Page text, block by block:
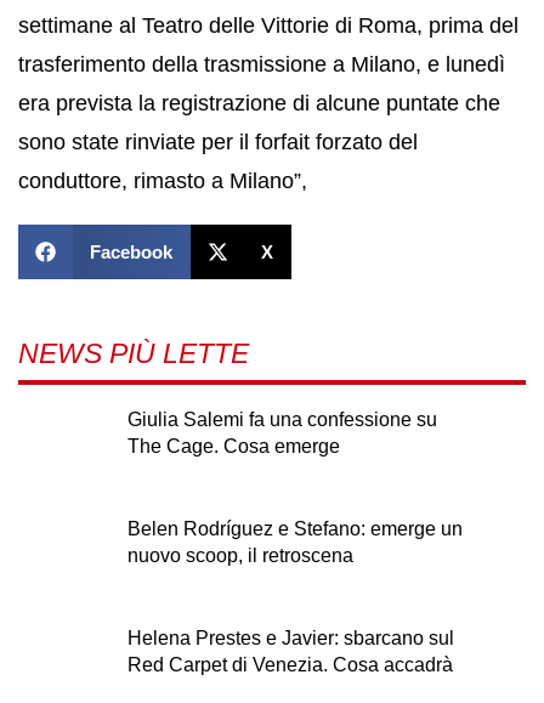
settimane al Teatro delle Vittorie di Roma, prima del
trasferimento della trasmissione a Milano, e lunedì
era prevista la registrazione di alcune puntate che
sono state rinviate per il forfait forzato del
conduttore, rimasto a Milano”,
Facebook X
NEWS PIÙ LETTE
Giulia Salemi fa una confessione su
The Cage. Cosa emerge
Belen Rodríguez e Stefano: emerge un
nuovo scoop, il retroscena
Helena Prestes e Javier: sbarcano sul
Red Carpet di Venezia. Cosa accadrà